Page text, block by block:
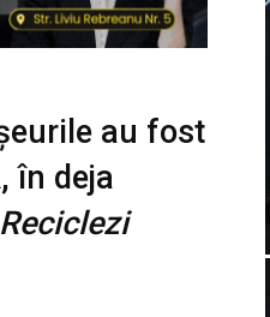
au fost
în deja
Reciclezi